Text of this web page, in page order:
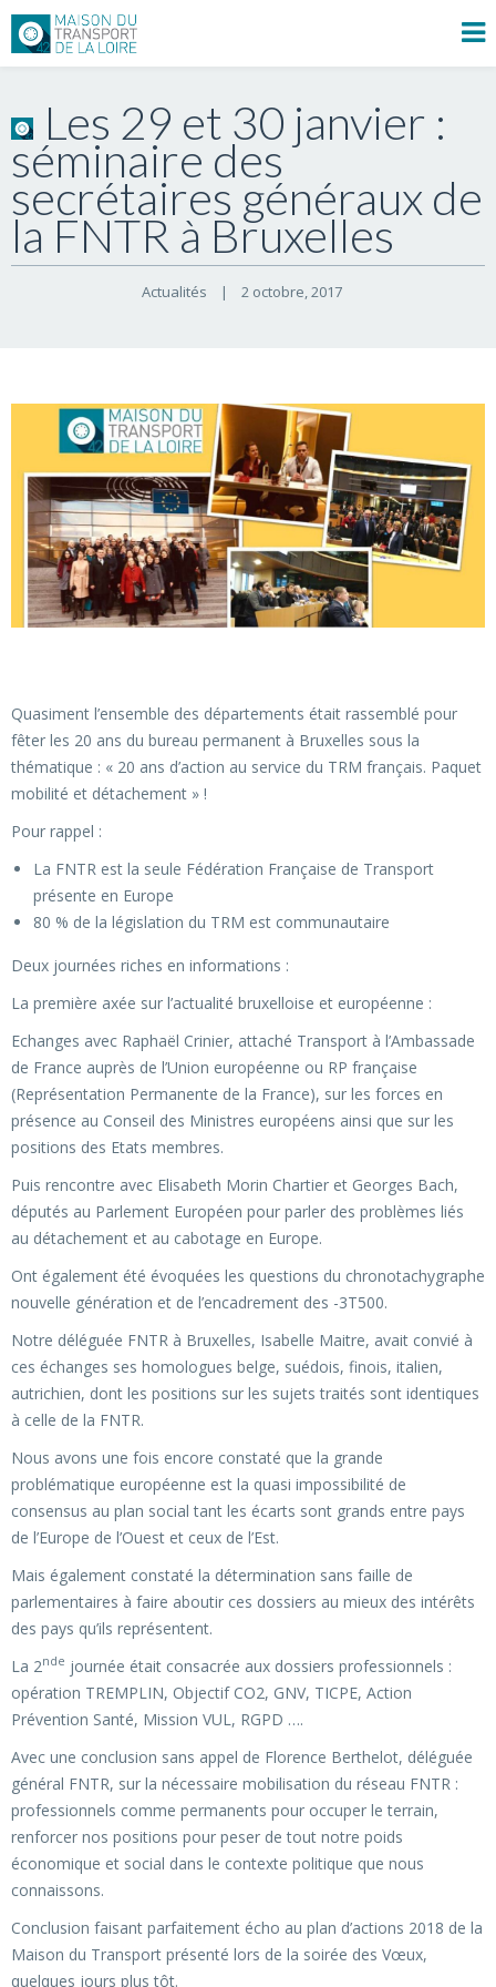
Les 29 et 30 janvier :
séminaire des
secrétaires généraux de
la FNTR à Bruxelles
Actualités | 2 octobre, 2017
Quasiment l’ensemble des départements était rassemblé pour
fêter les 20 ans du bureau permanent à Bruxelles sous la
thématique : « 20 ans d’action au service du TRM français. Paquet
mobilité et détachement » !
Pour rappel :
La FNTR est la seule Fédération Française de Transport
présente en Europe
80 % de la législation du TRM est communautaire
Deux journées riches en informations :
La première axée sur l’actualité bruxelloise et européenne :
Echanges avec Raphaël Crinier, attaché Transport à l’Ambassade
de France auprès de l’Union européenne ou RP française
(Représentation Permanente de la France), sur les forces en
présence au Conseil des Ministres européens ainsi que sur les
positions des Etats membres.
Puis rencontre avec Elisabeth Morin Chartier et Georges Bach,
députés au Parlement Européen pour parler des problèmes liés
au détachement et au cabotage en Europe.
Ont également été évoquées les questions du chronotachygraphe
nouvelle génération et de l’encadrement des -3T500.
Notre déléguée FNTR à Bruxelles, Isabelle Maitre, avait convié à
ces échanges ses homologues belge, suédois, finois, italien,
autrichien, dont les positions sur les sujets traités sont identiques
à celle de la FNTR.
Nous avons une fois encore constaté que la grande
problématique européenne est la quasi impossibilité de
consensus au plan social tant les écarts sont grands entre pays
de l’Europe de l’Ouest et ceux de l’Est.
Mais également constaté la détermination sans faille de
parlementaires à faire aboutir ces dossiers au mieux des intérêts
des pays qu’ils représentent.
La 2nde journée était consacrée aux dossiers professionnels :
opération TREMPLIN, Objectif CO2, GNV, TICPE, Action
Prévention Santé, Mission VUL, RGPD ….
Avec une conclusion sans appel de Florence Berthelot, déléguée
général FNTR, sur la nécessaire mobilisation du réseau FNTR :
professionnels comme permanents pour occuper le terrain,
renforcer nos positions pour peser de tout notre poids
économique et social dans le contexte politique que nous
connaissons.
Conclusion faisant parfaitement écho au plan d’actions 2018 de la
Maison du Transport présenté lors de la soirée des Vœux,
quelques jours plus tôt.